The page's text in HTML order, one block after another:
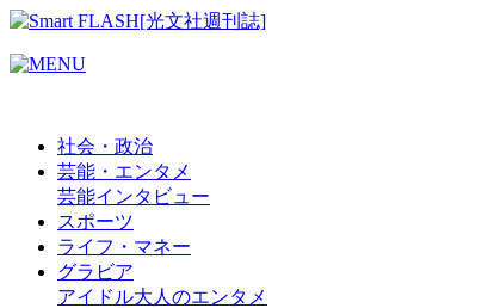
社会・政治
芸能・エンタメ
芸能インタビュー
スポーツ
ライフ・マネー
グラビア
アイドル大人のエンタメ